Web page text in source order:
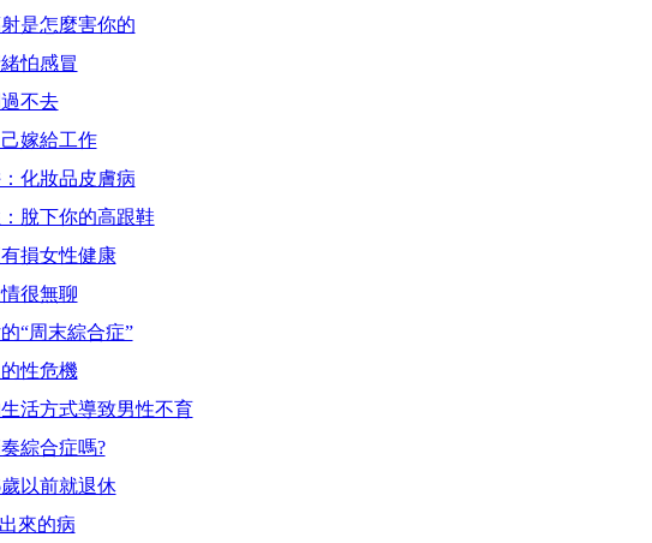
是怎麼害你的
怕感冒
不去
嫁給工作
化妝品皮膚病
脫下你的高跟鞋
損女性健康
很無聊
“周末綜合症”
性危機
活方式導致男性不育
綜合症嗎?
以前就退休
來的病